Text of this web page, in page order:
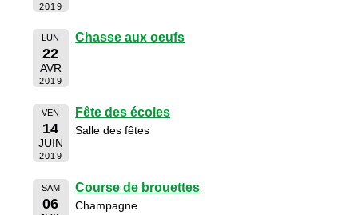
2019
LUN
22
AVR
2019
Chasse aux oeufs
VEN
14
JUIN
2019
Fête des écoles
Salle des fêtes
SAM
06
Course de brouettes
Champagne